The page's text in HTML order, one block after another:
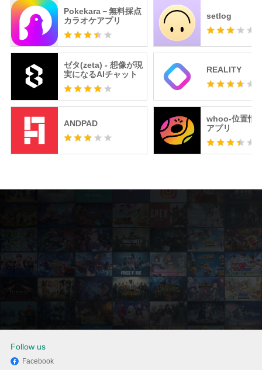
Pokekara－無料採点
カラオケアプリ
ゼタ(zeta) - 想像が現
実になるAIチャット
ANDPAD
setlog
REALITY
whoo-位置情
アプリ
Follow us
Facebook